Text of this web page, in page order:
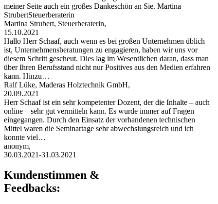
meiner Seite auch ein großes Dankeschön an Sie. Martina
StrubertSteuerberaterin
Martina Strubert, Steuerberaterin,
15.10.2021
Hallo Herr Schaaf, auch wenn es bei großen Unternehmen üblich
ist, Unternehmensberatungen zu engagieren, haben wir uns vor
diesem Schritt gescheut. Dies lag im Wesentlichen daran, dass man
über Ihren Berufsstand nicht nur Positives aus den Medien erfahren
kann. Hinzu…
Ralf Lüke, Maderas Holztechnik GmbH,
20.09.2021
Herr Schaaf ist ein sehr kompetenter Dozent, der die Inhalte – auch
online – sehr gut vermitteln kann. Es wurde immer auf Fragen
eingegangen. Durch den Einsatz der vorhandenen technischen
Mittel waren die Seminartage sehr abwechslungsreich und ich
konnte viel…
anonym,
30.03.2021-31.03.2021
Kundenstimmen &
Feedbacks: